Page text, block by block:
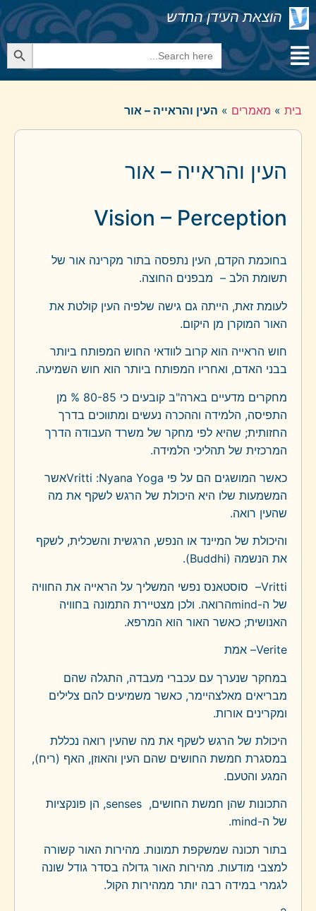
הוצאת העידן החדש
Search
for:
Search Button
בית » מאמרים » העין והראייה – אור
העין והראייה – אור
Vision – Perception
בחוכמת הקדם, העין נתפסה בתור מקרינה אור של
תשומת הלב – מבפנים החוצה.
לעומת זאת, הייתה גם גישה שלפיה העין קולטת את
האור המוקרן מן היקום.
חוש הראייה הוא קרוב לוודאי החוש המפותח ביותר
בבני האדם, ואחריו המפותח ביותר הוא חוש השמיעה.
מחקרים מדעיים בארה"ב קובעים כי 80-85 % מן
התפיסה, הלמידה וההכרה נעשים ומתווכים בדרך
החזותית; שהיא לפי מחקר של משרד העבודה הדרך
המרכזית של תהליכי הלמידה.
כאשר המושגים הם על פי Nyana Yoga
:
Vrittiאשר
המשמעות שלו היא היכולת של הרגש לשקף את מה
שהעין רואה.
והיכולת של המיינד או הנפש, הרגשית והשכלית, לשקף
את הנשמה (Buddhi
).
Vritti– סוסטאנס נפשי המשליך על הראייה את החוויה
של ה-mindהרואה. ולכן מצטיירת התמונה בחוויה
האנושית; כאשר האור הוא המרפא.
Verite– אמת
במחקר שנערך עם עכברי מעבדה, התגלה שהם
מבריאים מאלצהיימר, כאשר משמיעים להם צלילים
ומקרינים אורות.
היכולת של הרגש לשקף את מה שהעין רואה נכללת
במסגרת חמשת החושים שהם העין והאוזן, האף (ריח),
המגע והטעם.
התכונות שהן חמשת החושים, senses, הן פונקציות
של ה-.mind
בתור תכונה שמשקפת תמונות. מהירות האור קשורה
למצבי מודעות. מהירות האור גדולה בסדר גודל שונה
לגמרי במידה רבה יותר ממהירות הקול.